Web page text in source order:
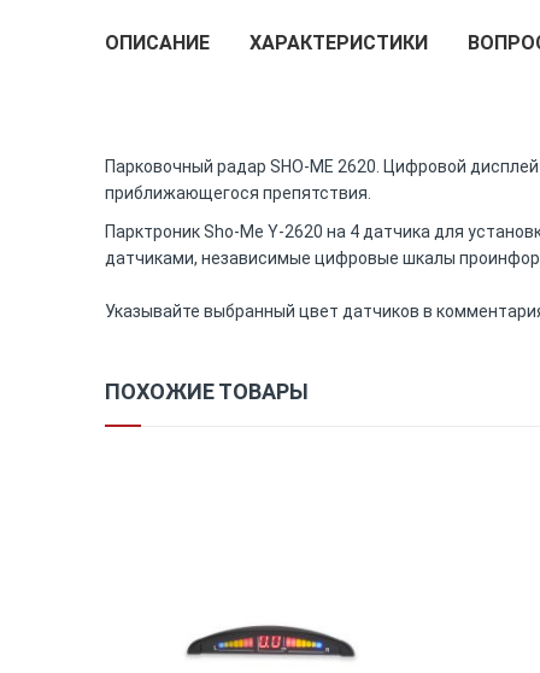
beginning
ОПИСАНИЕ
Парковочный радар SHO-ME 2620. Цифровой
приближающегося препятствия.
Парктроник Sho-Me Y-2620 на 4 датчика для
датчиками, независимые цифровые шкалы
Указывайте выбранный цвет датчиков в
ХАРАКТЕРИСТИКИ
ПОХОЖИЕ ТОВАРЫ